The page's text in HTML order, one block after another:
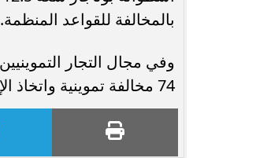
بالمخالفة للقواعد المنظمة.
74 مخالفة تموينية واتخاذ الإجراءات القانونية اللازمة تجاه المخالفات.